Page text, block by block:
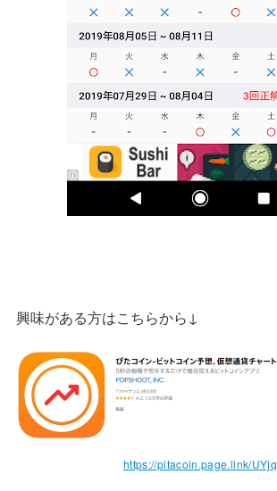
興味がある方はこちらから↓
https://pitacoin.page.link/UYjq